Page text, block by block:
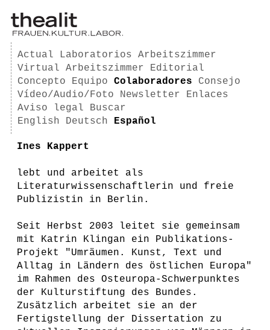
Actual Laboratorios
Arbeitszimmer
Virtual Arbeitszimmer
Editorial
Concepto
Equipo Colaboradores
Consejo
Vídeo/Audio/Foto
Newsletter
Enlaces
Aviso legal
Buscar
English
Deutsch Español
Ines Kappert
lebt und arbeitet als
Literaturwissenschaftlerin und freie
Publizistin in Berlin.
Seit Herbst 2003 leitet sie gemeinsam
mit Katrin Klingan ein Publikations-
Projekt "Umräumen. Kunst, Text und
Alltag in Ländern des östlichen Europa"
im Rahmen des Osteuropa-Schwerpunktes
der Kulturstiftung des Bundes.
Zusätzlich arbeitet sie an der
Fertigstellung der Dissertation zu